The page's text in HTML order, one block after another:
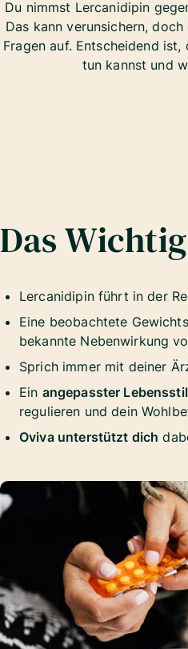
Du nimmst Lercanidipin
Das kann verunsichern,
Fragen auf. Entscheidend
tun kannst und
Das
Lercanidipin führt in der
Eine beobachtete
bekannte Nebenwirkung
Sprich immer mit deiner
Ein angepasster Lebensstil
regulieren und dein
Oviva unterstützt dich